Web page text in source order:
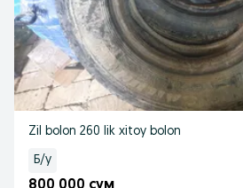
Zil bolon 260 lik xitoy bolon
Б/у